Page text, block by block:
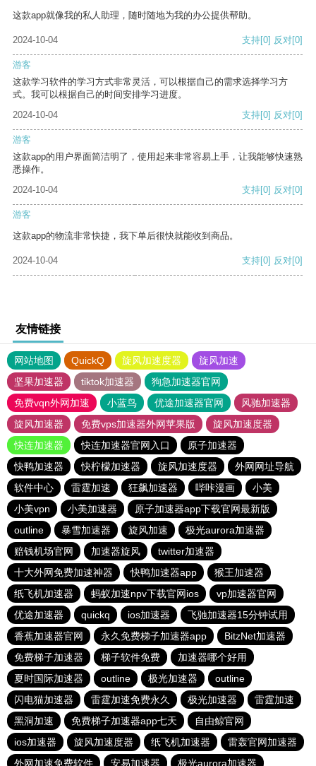
这款app就像我的私人助理，随时随地为我的办公提供帮助。
2024-10-04 支持[0] 反对[0]
游客
这款学习软件的学习方式非常灵活，可以根据自己的需求选择学习方
式。我可以根据自己的时间安排学习进度。
2024-10-04
支持[0] 反对[0]
游客
这款app的用户界面简洁明了，使用起来非常容易上手，让我能够快速熟
悉操作。
2024-10-04
支持[0] 反对[0]
游客
这款app的物流非常快捷，我下单后很快就能收到商品。
2024-10-04 支持[0] 反对[0]
友情链接
网站地图 QuickQ 旋风加速度器
旋风加速
坚果加速器
tiktok加速器
狗急加速器官网
免费vqn外网加速
小蓝鸟 优途加速器官网
风驰加速器
旋风加速器
免费vps加速器外网苹果版
旋风加速度器
快连加速器
快连加速器官网入口
原子加速器
快鸭加速器
快柠檬加速器 旋风加速度器
外网网址导航
软件中心
雷霆加速 狂飙加速器 哔咔漫画
小美
小美vpn
小美加速器
原子加速器app下载官网最新版
outline
暴雪加速器 旋风加速
极光aurora加速器
赔钱机场官网
加速器旋风
twitter加速器
十大外网免费加速神器
快鸭加速器app
猴王加速器
纸飞机加速器
蚂蚁加速npv下载官网ios
vp加速器官网
优途加速器
quickq ios加速器
飞驰加速器15分钟试用
香蕉加速器官网
永久免费梯子加速器app
BitzNet加速器
免费梯子加速器
梯子软件免费
加速器哪个好用
夏时国际加速器
outline 极光加速器
outline
闪电猫加速器
雷霆加速免费永久 极光加速器
雷霆加速
黑洞加速
免费梯子加速器app七天
自由鲸官网
ios加速器
旋风加速度器 纸飞机加速器
雷轰官网加速器
外网加速免费软件
安易加速器 极光aurora加速器